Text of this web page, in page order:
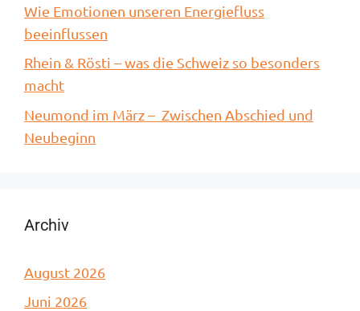
Wie Emotionen unseren Energiefluss
beeinflussen
Rhein & Rösti – was die Schweiz so besonders
macht
Neumond im März – Zwischen Abschied und
Neubeginn
Archiv
August 2026
Juni 2026